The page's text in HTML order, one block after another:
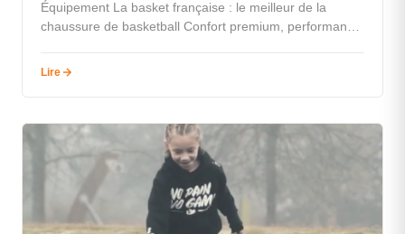
Équipement La basket française : le meilleur de la
chaussure de basketball Confort premium, performance
Lire